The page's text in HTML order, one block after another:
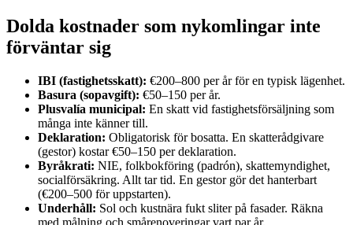
Dolda kostnader som nykomlingar inte
förväntar sig
IBI (fastighetsskatt): €200–800 per år för en typisk lägenhet.
Basura (sopavgift): €50–150 per år.
Plusvalía municipal: En skatt vid fastighetsförsäljning som
många inte känner till.
Deklaration: Obligatorisk för bosatta. En skatterådgivare
(gestor) kostar €50–150 per deklaration.
Byråkrati: NIE, folkbokföring (padrón), skattemyndighet,
socialförsäkring. Allt tar tid. En gestor gör det hanterbart
(€200–500 för uppstarten).
Underhåll: Sol och kustnära fukt sliter på fasader. Räkna
med målning och smårenoveringar vart par år.